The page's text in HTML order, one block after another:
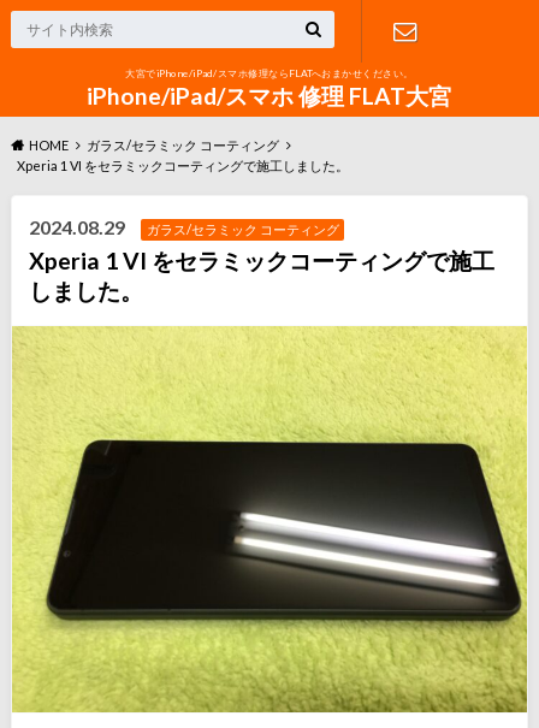
大宮でiPhone/iPad/スマホ修理ならFLATへおまかせください。
iPhone/iPad/スマホ 修理 FLAT大宮
お問い合わ
HOME
ガラス/セラミック コーティング
Xperia 1 VI をセラミックコーティングで施工しました。
2024.08.29 ガラス/セラミック コーティング
Xperia 1 VI をセラミックコーティングで施工
しました。